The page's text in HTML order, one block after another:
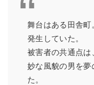
舞台はある田舎町
発生していた。
被害者の共通点
妙な風貌の男を夢
た。